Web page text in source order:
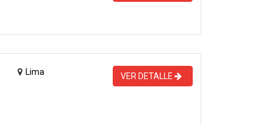
Lima VER DETALLE